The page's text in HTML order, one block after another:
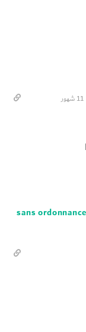
11 شهور
sans